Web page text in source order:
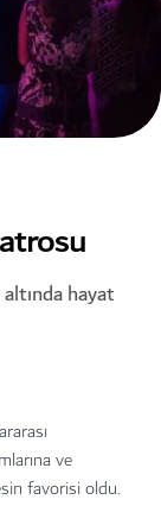
hayat
ve
favorisi oldu.